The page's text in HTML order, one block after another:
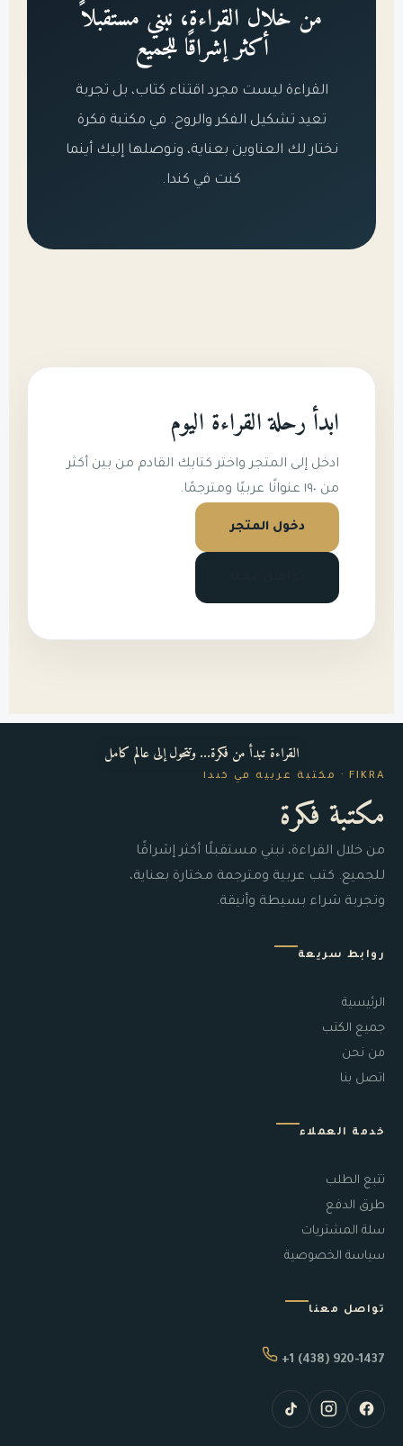
من خلال القراءة، نبني مستقبلاً
أكثر إشراقًا للجميع
القراءة ليست مجرد اقتناء كتاب، بل تجربة
تعيد تشكيل الفكر والروح. في مكتبة فكرة
نختار لك العناوين بعناية، ونوصلها إليك أينما
كنت في كندا.
ابدأ رحلة القراءة اليوم
ادخل إلى المتجر واختر كتابك القادم من بين أكثر
من ١٩٠ عنوانًا عربيًا ومترجمًا.
دخول المتجر
FIKRA · مكتبة عربية في كندا
مكتبة فكرة
من خلال القراءة، نبني مستقبلًا أكثر إشراقًا
للجميع. كتب عربية ومترجمة مختارة بعناية،
وتجربة شراء بسيطة وأنيقة.
روابط سريعة
الرئيسية
جميع الكتب
من نحن
اتصل بنا
خدمة العملاء
تتبع الطلب
طرق الدفع
سلة المشتريات
سياسة الخصوصية
تواصل معنا
+1 (438) 920-1437
القراءة تبدأ من فكرة… وتتحول إلى عالم كامل